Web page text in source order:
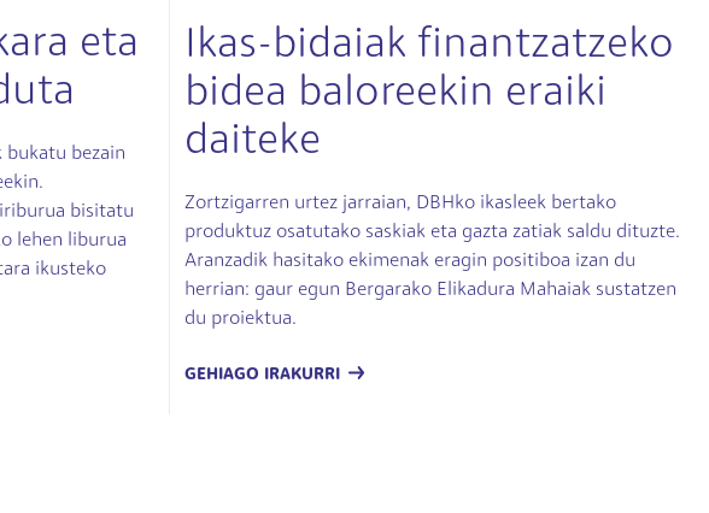
eta
bukatu bezain
bisitatu
lehen liburua
ikusteko
Ikas-bidaiak finantzatzeko
bidea baloreekin eraiki
daiteke
Zortzigarren urtez jarraian, DBHko ikasleek bertako
produktuz osatutako saskiak eta gazta zatiak saldu dituzte.
Aranzadik hasitako ekimenak eragin positiboa izan du
herrian: gaur egun Bergarako Elikadura Mahaiak sustatzen
du proiektua.
GEHIAGO IRAKURRI